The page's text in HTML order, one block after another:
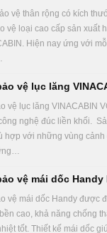
vệ thân rộng có kích
vệ loại cao cấp sản xuất
Hiện nay ứng với
vệ lục lăng
vệ lục lăng VINACABIN
nghệ đúc liền khối.
hợp với những vùng cảnh
vệ mái dốc Handy
vệ mái dốc Handy được
cao, khả năng chống
tốt. Thiết kế mái dốc